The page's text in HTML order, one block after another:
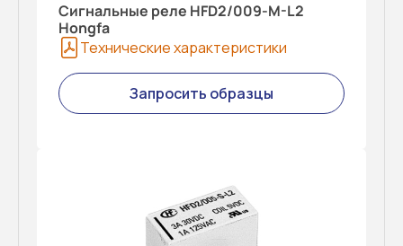
Сигнальные реле HFD2/009-M-L2
Hongfa
Технические характеристики
Запросить образцы